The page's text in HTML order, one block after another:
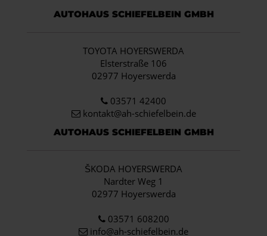
AUTOHAUS SCHIEFELBEIN GMBH
TOYOTA HOYERSWERDA
Elsterstraße 106
02977 Hoyerswerda
03571 42400
kontakt@ah-schiefelbein.de
AUTOHAUS SCHIEFELBEIN GMBH
ŠKODA HOYERSWERDA
Nardter Weg 1
02977 Hoyerswerda
03571 608200
info@ah-schiefelbein.de